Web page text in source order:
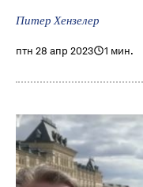
Питер Хензелер
птн 28 апр 2023 1 мин.